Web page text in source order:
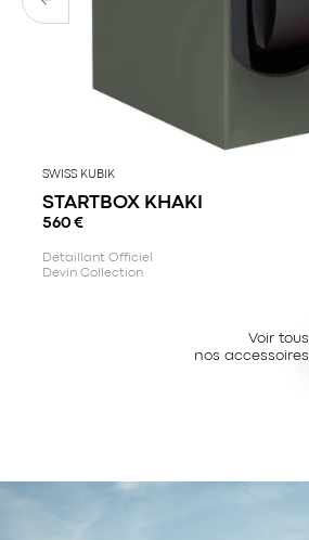
SWISS KUBIK
STARTBOX KHAKI
560 €
Détaillant Officiel
Devin Collection
Voir tous
nos accessoires